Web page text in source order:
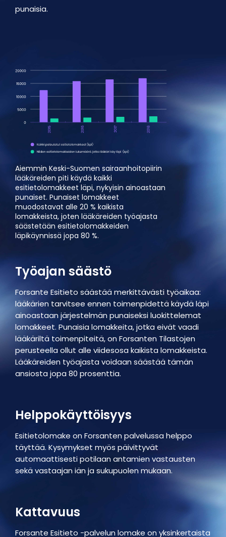
punaisia.
Aiemmin Keski-Suomen sairaanhoitopiirin
lääkäreiden piti käydä kaikki
esitietolomakkeet läpi, nykyisin ainoastaan
punaiset. Punaiset lomakkeet
muodostavat alle 20 % kaikista
lomakkeista, joten lääkäreiden työajasta
säästetään esitietolomakkeiden
läpikäynnissä jopa 80 %.
Työajan säästö
Forsante Esitieto säästää merkittävästi työaikaa:
lääkärien tarvitsee ennen toimenpidettä käydä läpi
ainoastaan järjestelmän punaiseksi luokittelemat
lomakkeet. Punaisia lomakkeita, jotka eivät vaadi
lääkäriltä toimenpiteitä, on Forsanten Tilastojen
perusteella ollut alle viidesosa kaikista lomakkeista.
Lääkäreiden työajasta voidaan säästää tämän
ansiosta jopa 80 prosenttia.
Helppokäyttöisyys
Esitietolomake on Forsanten palvelussa helppo
täyttää. Kysymykset myös päivittyvät
automaattisesti potilaan antamien vastausten
sekä vastaajan iän ja sukupuolen mukaan.
Kattavuus
Forsante Esitieto -palvelun lomake on yksinkertaista